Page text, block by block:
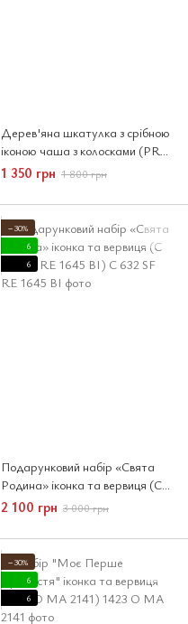
Дерев'яна шкатулка з срібною
іконою чаша з колосками (PR
6157 C) 7x9 см
1 350 грн 1 800 грн
−30%
6
6
Подарунковий набір «Свята
Родина» іконка та вервиця (C
632 SF RE 1645 BI)
2 100 грн 3 000 грн
−30%
6
6